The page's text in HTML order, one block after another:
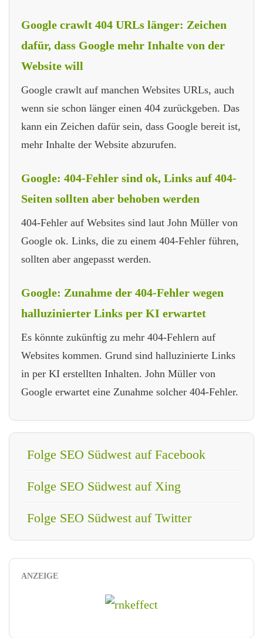
Google crawlt 404 URLs länger: Zeichen
dafür, dass Google mehr Inhalte von der
Website will
Google crawlt auf manchen Websites URLs, auch
wenn sie schon länger einen 404 zurückgeben. Das
kann ein Zeichen dafür sein, dass Google bereit ist,
mehr Inhalte der Website abzurufen.
Google: 404-Fehler sind ok, Links auf 404-
Seiten sollten aber behoben werden
404-Fehler auf Websites sind laut John Müller von
Google ok. Links, die zu einem 404-Fehler führen,
sollten aber angepasst werden.
Google: Zunahme der 404-Fehler wegen
halluzinierter Links per KI erwartet
Es könnte zukünftig zu mehr 404-Fehlern auf
Websites kommen. Grund sind halluzinierte Links
in per KI erstellten Inhalten. John Müller von
Google erwartet eine Zunahme solcher 404-Fehler.
Folge SEO Südwest auf Facebook
Folge SEO Südwest auf Xing
Folge SEO Südwest auf Twitter
ANZEIGE